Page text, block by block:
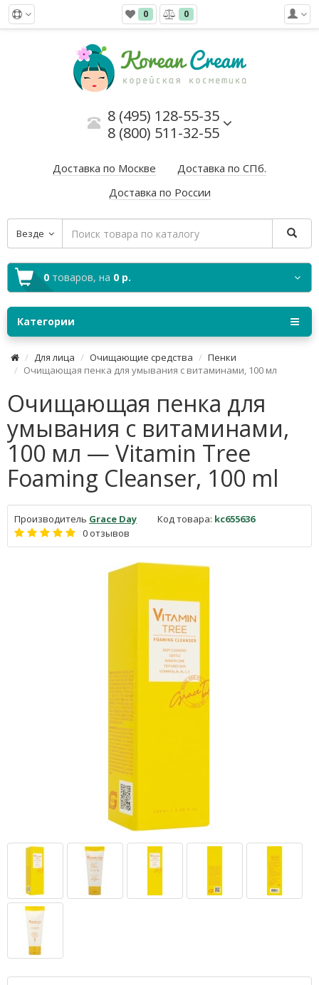
0 0
8 (495) 128-55-35
8 (800) 511-32-55
Доставка по Москве
Доставка по СПб.
Доставка по России
Везде
0 товаров, на 0 р.
Категории
Для лица Очищающие средства
Пенки
Очищающая пенка для умывания с витаминами, 100 мл
Очищающая пенка для
умывания с витаминами,
100 мл — Vitamin Tree
Foaming Cleanser, 100 ml
Производитель Grace Day Код товара: kc655636
0 отзывов